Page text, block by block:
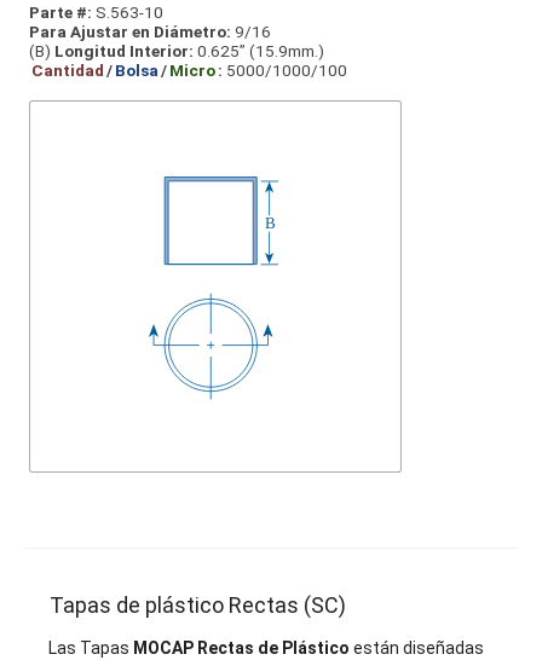
Parte #: S.563-10
Para Ajustar en Diámetro: 9/16
(B) Longitud Interior: 0.625” (15.9mm.)
Cantidad/Bolsa/Micro: 5000/1000/100
Tapas de plástico Rectas (SC)
Las Tapas MOCAP Rectas de Plástico están diseñadas